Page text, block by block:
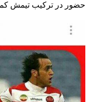
حضور در ترکیب تیمش